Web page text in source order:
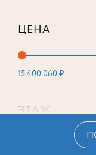
ЦЕНА
15 400 060 ₽
ЭТАЖ